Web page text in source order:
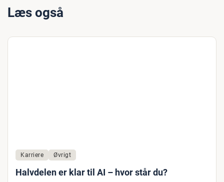
Læs også
Karriere Øvrigt
Halvdelen er klar til AI – hvor står du?